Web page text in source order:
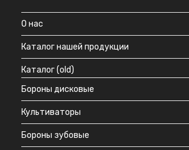
О нас
Каталог нашей продукции
Каталог (old)
Бороны дисковые
Культиваторы
Бороны зубовые